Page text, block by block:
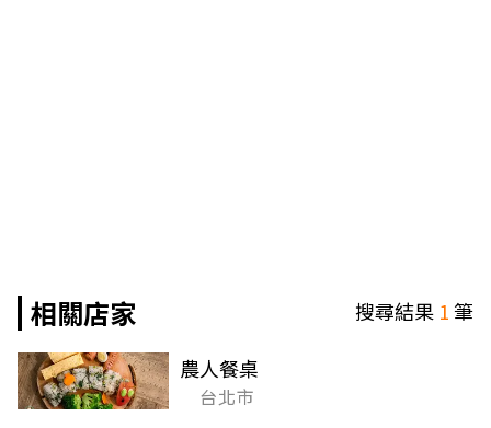
相關店家 搜尋結果 1筆
農人餐桌
台北市